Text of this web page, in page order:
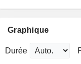
Graphique
Durée